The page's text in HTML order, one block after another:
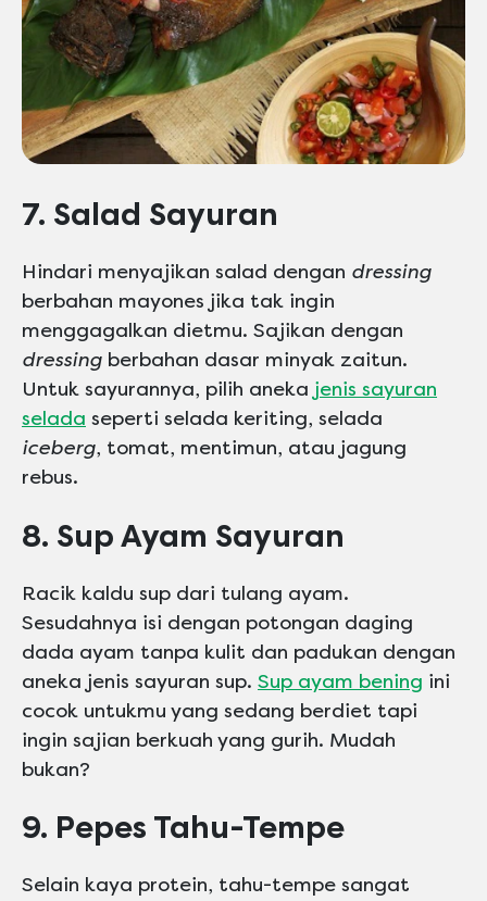
7. Salad Sayuran
Hindari menyajikan salad dengan dressing
berbahan mayones jika tak ingin
menggagalkan dietmu. Sajikan dengan
dressing berbahan dasar minyak zaitun.
Untuk sayurannya, pilih anekajenis sayuran
selada seperti selada keriting, selada
iceberg, tomat, mentimun, atau jagung
rebus.
8. Sup Ayam Sayuran
Racik kaldu sup dari tulang ayam.
Sesudahnya isi dengan potongan daging
dada ayam tanpa kulit dan padukan dengan
aneka jenis sayuran sup. Sup ayam bening ini
cocok untukmu yang sedang berdiet tapi
ingin sajian berkuah yang gurih. Mudah
bukan?
9. Pepes Tahu-Tempe
Selain kaya protein, tahu-tempe sangat